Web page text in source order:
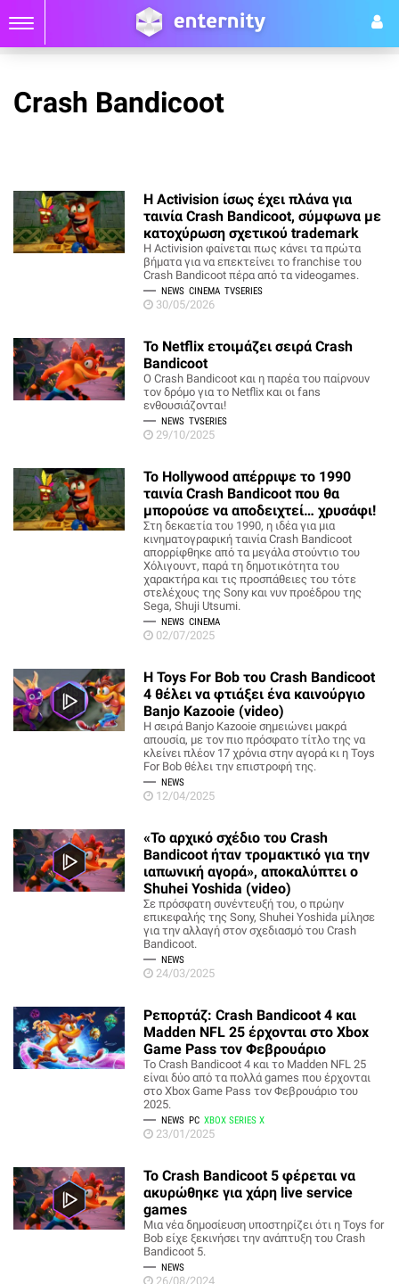
Crash Bandicoot
Η Activision ίσως έχει πλάνα για
ταινία Crash Bandicoot, σύμφωνα με
κατοχύρωση σχετικού trademark
Η Activision φαίνεται πως κάνει τα πρώτα
βήματα για να επεκτείνει το franchise του
Crash Bandicoot πέρα από τα videogames.
NEWS CINEMA TVSERIES
30/05/2026
Το Netflix ετοιμάζει σειρά Crash
Bandicoot
O Crash Bandicoot και η παρέα του παίρνουν
τον δρόμο για το Netflix και οι fans
ενθουσιάζονται!
NEWS TVSERIES
29/10/2025
Το Hollywood απέρριψε το 1990
ταινία Crash Bandicoot που θα
μπορούσε να αποδειχτεί… χρυσάφι!
Στη δεκαετία του 1990, η ιδέα για μια
κινηματογραφική ταινία Crash Bandicoot
απορρίφθηκε από τα μεγάλα στούντιο του
Χόλιγουντ, παρά τη δημοτικότητα του
χαρακτήρα και τις προσπάθειες του τότε
στελέχους της Sony και νυν προέδρου της
Sega, Shuji Utsumi.
NEWS CINEMA
02/07/2025
Η Toys For Bob του Crash Bandicoot
4 θέλει να φτιάξει ένα καινούργιο
Banjo Kazooie (video)
Η σειρά Banjo Kazooie σημειώνει μακρά
απουσία, με τον πιο πρόσφατο τίτλο της να
κλείνει πλέον 17 χρόνια στην αγορά κι η Toys
For Bob θέλει την επιστροφή της.
NEWS
12/04/2025
«Το αρχικό σχέδιο του Crash
Bandicoot ήταν τρομακτικό για την
ιαπωνική αγορά», αποκαλύπτει ο
Shuhei Yoshida (video)
Σε πρόσφατη συνέντευξή του, ο πρώην
επικεφαλής της Sony, Shuhei Yoshida μίλησε
για την αλλαγή στον σχεδιασμό του Crash
Bandicoot.
NEWS
24/03/2025
Ρεπορτάζ: Crash Bandicoot 4 και
Madden NFL 25 έρχονται στο Xbox
Game Pass τον Φεβρουάριο
Το Crash Bandicoot 4 και το Madden NFL 25
είναι δύο από τα πολλά games που έρχονται
στο Xbox Game Pass τον Φεβρουάριο του
2025.
NEWS PC XBOX SERIES X
23/01/2025
Το Crash Bandicoot 5 φέρεται να
ακυρώθηκε για χάρη live service
games
Μια νέα δημοσίευση υποστηρίζει ότι η Toys for
Bob είχε ξεκινήσει την ανάπτυξη του Crash
Bandicoot 5.
NEWS
26/08/2024